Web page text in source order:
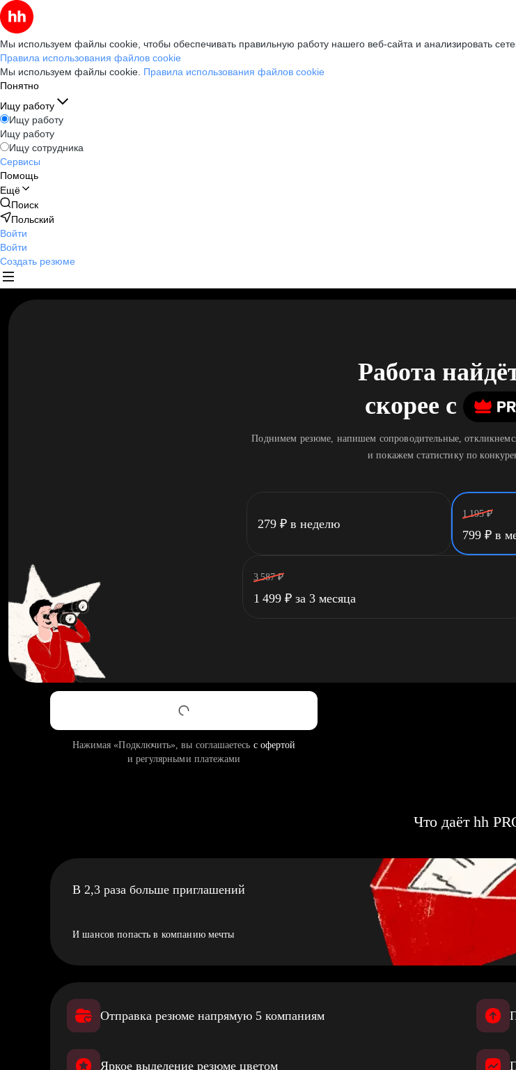
Мы используем файлы cookie, чтобы обеспечивать правильную работу нашего веб-сайта и анализировать
Правила использования файлов cookie
Мы используем файлы cookie. Правила использования файлов cookie
Понятно
Ищу работу
Ищу работу
Ищу работу
Ищу сотрудника
Сервисы
Помощь
Ещё
Поиск
Польский
Войти
Войти
Создать резюме
Работа
скорее c
Поднимем резюме, напишем сопроводительные,
и покажем статистику по
279 ₽ в неделю
1 195 ₽
799 ₽ в
3 587 ₽
1 499 ₽ за 3 месяца
Нажимая «Подключить», вы соглашаетесь с офертой
и регулярными платежами
Что даёт hh
В 2,3 раза больше приглашений
И шансов попасть в компанию мечты
Отправка резюме напрямую 5 компаниям
Яркое выделение резюме цветом